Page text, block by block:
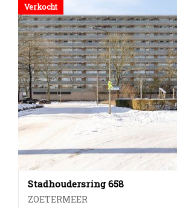
Verkocht
Stadhoudersring 658
ZOETERMEER